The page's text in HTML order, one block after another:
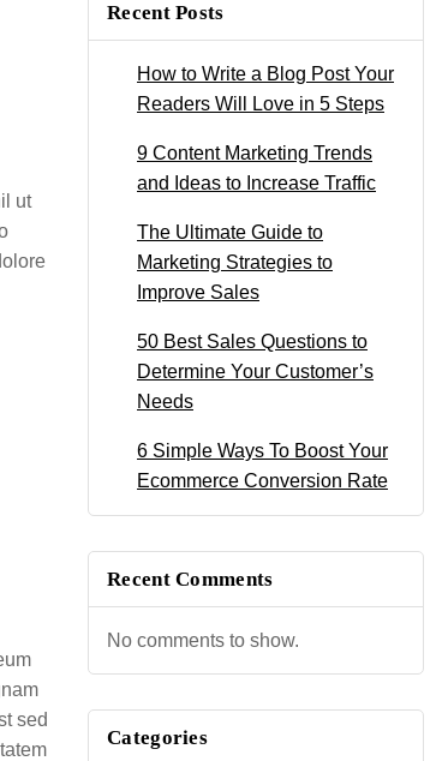
ut
sed
Recent Posts
How to Write a Blog Post Your
Readers Will Love in 5 Steps
9 Content Marketing Trends
and Ideas to Increase Traffic
The Ultimate Guide to
Marketing Strategies to
Improve Sales
50 Best Sales Questions to
Determine Your Customer’s
Needs
6 Simple Ways To Boost Your
Ecommerce Conversion Rate
Recent Comments
No comments to show.
Categories